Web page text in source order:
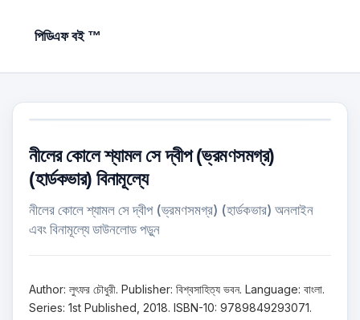
পিডিএফ বই ™
নীলের কোলে শ্যামল সে দ্বীপ (ভ্রমণসমগ্র)
(হার্ডকভার) বিনামূল্যে
নীলের কোলে শ্যামল সে দ্বীপ (ভ্রমণসমগ্র) (হার্ডকভার) অনলাইন
এবং বিনামূল্যে ডাউনলোড পড়ুন
Author: লুৎফর চৌধুরী. Publisher: বিশ্বসাহিত্য ভবন. Language: বাংলা.
Series: 1st Published, 2018. ISBN-10: 9789849293071.